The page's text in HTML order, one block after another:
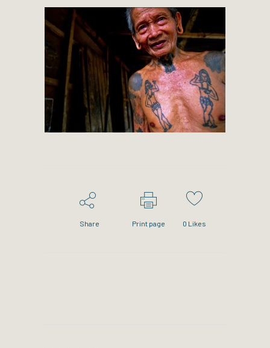
Share Print page 0 Likes